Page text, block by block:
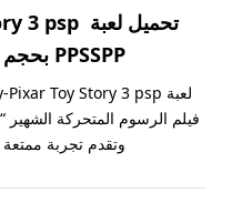
PPSSPP بحجم صغير من ميديا فاير
وتقدم تجربة ممتعة